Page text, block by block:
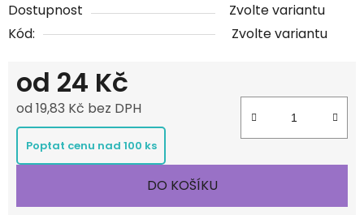
Dostupnost
Zvolte variantu
Kód:
Zvolte variantu
od 24 Kč
od19,83 Kč bez DPH
Měrná cena:
Poptat cenu nad 100 ks
DO KOŠÍKU